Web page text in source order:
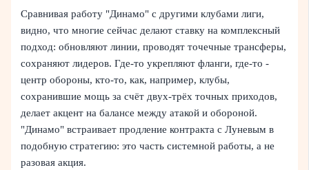
Сравнивая работу "Динамо" с другими клубами лиги,
видно, что многие сейчас делают ставку на комплексный
подход: обновляют линии, проводят точечные трансферы,
сохраняют лидеров. Где-то укрепляют фланги, где-то -
центр обороны, кто-то, как, например, клубы,
сохранившие мощь за счёт двух-трёх точных приходов,
делает акцент на балансе между атакой и обороной.
"Динамо" встраивает продление контракта с Луневым в
подобную стратегию: это часть системной работы, а не
разовая акция.